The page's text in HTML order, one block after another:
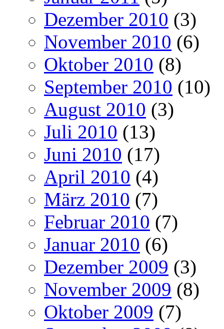
Dezember 2010 (3)
November 2010 (6)
Oktober 2010 (8)
September 2010 (10)
August 2010 (3)
Juli 2010 (13)
Juni 2010 (17)
April 2010 (4)
März 2010 (7)
Februar 2010 (7)
Januar 2010 (6)
Dezember 2009 (3)
November 2009 (8)
Oktober 2009 (7)